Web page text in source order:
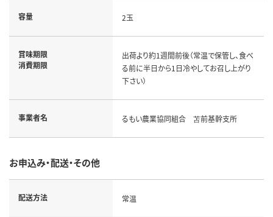
容量 2玉
賞味期限
消費期限
出荷より約1週間前後（常温で保管し、食べ
る前に半日から1日冷やしてお召し上がり
下さい）
事業者名 るもい農業協同組合 苫前基幹支所
お申込み・配送・その他
配送方法 常温